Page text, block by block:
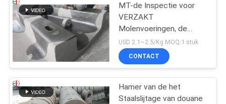
MT-de Inspectie voor
VERZAKT
Molenvoeringen, de
Voeringsvervanging van
de Balmolen
USD 2.1~2.5/Kg MOQ:1 stuk
CONTACT
Hamer van de het
Staalslijtage van douane